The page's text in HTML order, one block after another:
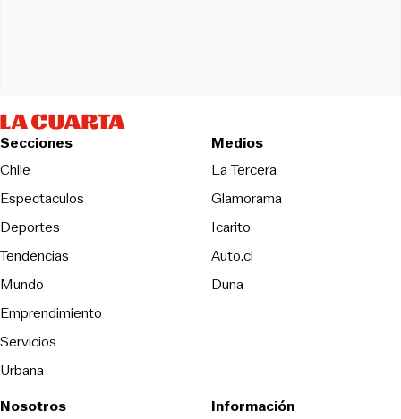
Secciones
Chile
Espectaculos
Deportes
Tendencias
Mundo
Emprendimiento
Servicios
Urbana
Medios
La TerceraOpens in new
Glamorama
Icarito
Auto.cl
DunaOpens in new window
Nosotros Información